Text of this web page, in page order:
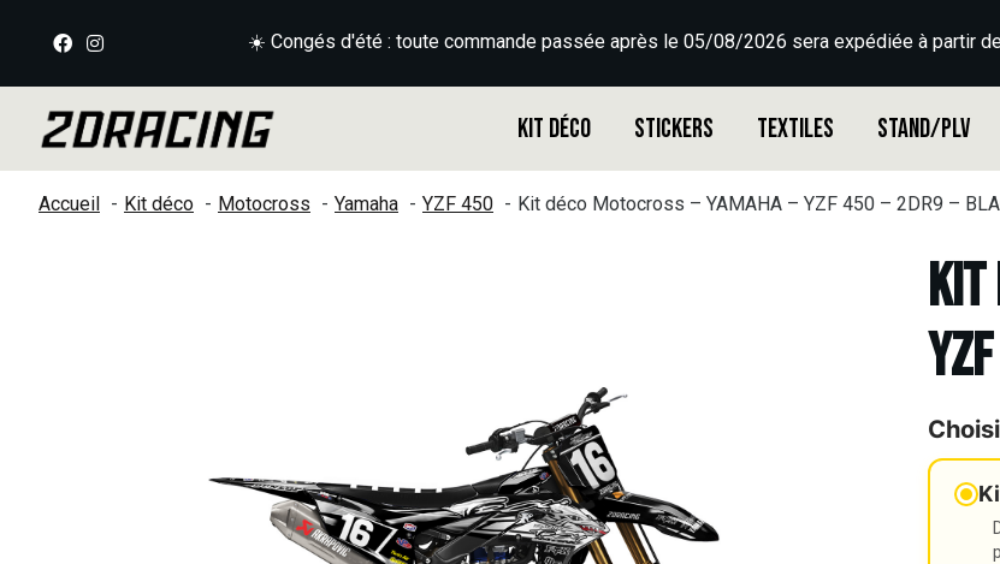
☀️ Congés d'été : toute commande passée après le 05/08/2026 sera expédiée à partir
Kit déco Stickers Textiles Stand/PLV
Accueil Kit déco Motocross Yamaha YZF 450 Kit déco Motocross – YAMAHA – YZF 450 – 2DR9 –
Kit